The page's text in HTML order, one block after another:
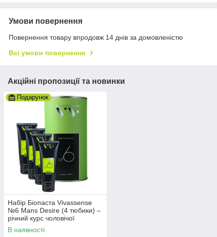
Умови повернення
Повернення товару впродовж 14 днів за домовленістю
Всі умови повернення
Акційні пропозиції та новинки
Подарунок
Набір Біопаста Vivassense
№6 Mans Desire (4 тюбики) –
річний курс чоловічої
підтримки
В наявності